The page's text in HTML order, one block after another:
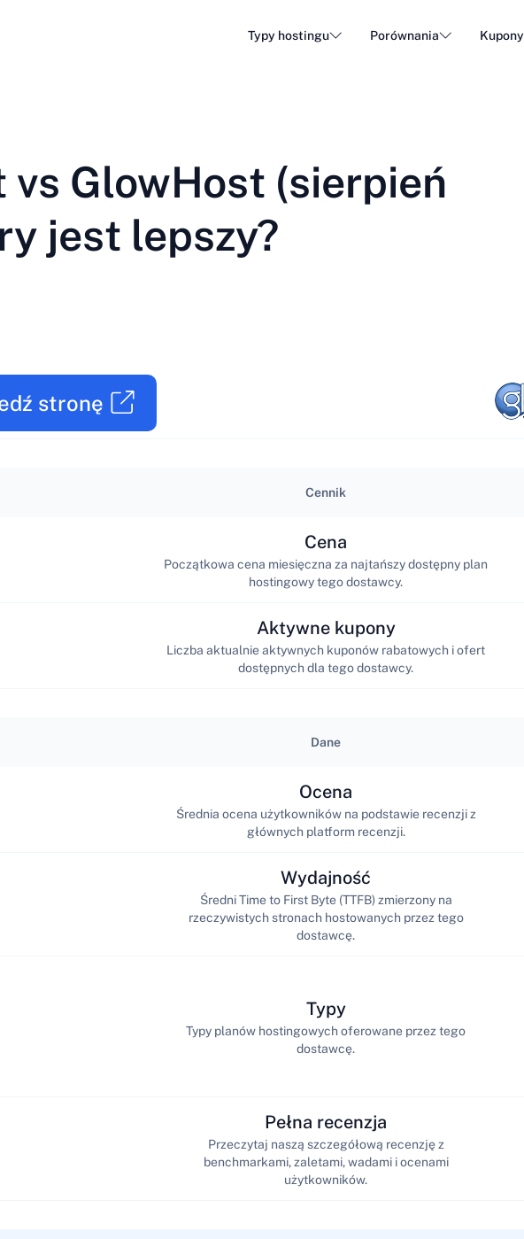
Typy hostingu
Hosting poczty e-mail
Porównania Kupony
ES - Español ET - Eesti
LV - Latviešu NL - Nederlands
vs GlowHost (sierpień
jest lepszy?
stronę
Cennik
Cena
Początkowa cena miesięczna za najtańszy dostępny plan
hostingowy tego dostawcy.
Aktywne kupony
Liczba aktualnie aktywnych kuponów rabatowych i ofert
dostępnych dla tego dostawcy.
Dane
Ocena
Średnia ocena użytkowników na podstawie recenzji z
głównych platform recenzji.
Wydajność
Średni Time to First Byte (TTFB) zmierzony na
rzeczywistych stronach hostowanych przez tego
dostawcę.
Typy
Typy planów hostingowych oferowane przez tego
dostawcę.
Pełna recenzja
Przeczytaj naszą szczegółową recenzję z
benchmarkami, zaletami, wadami i ocenami
użytkowników.